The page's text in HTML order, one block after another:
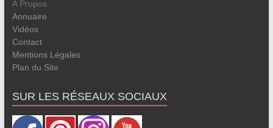
A Propos
Annuaire
Vidéos
Contact
Mentions Légales
Plan du Site
SUR LES RÉSEAUX SOCIAUX